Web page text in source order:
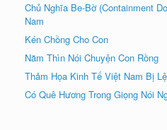
Chủ Nghĩa Be-Bờ (Containment
Nam
Kén Chồng Cho Con
Năm Thìn Nói Chuyện Con Rồng
Thảm Họa Kinh Tế Việt Nam Bị
Có Quê Hương Trong Giọng Nói